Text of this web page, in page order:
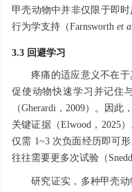
甲壳动物中并非仅限于即
行为学支持（Farnsworth et
3.3 回避学习
疼痛的适应意义不在
促使动物快速学习并记住
（Gherardi，2009）。因
关键证据（Elwood，2025
仅需 1~3 次负面经历即可
往往需要更多次试验（
研究证实，多种甲壳